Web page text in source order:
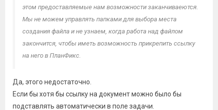
этом предоставляемые нам возможности заканчиваеются.
Мы не можем управлять папками для выбора места
создания файла и не узнаем, когда работа над файлом
закончится, чтобы иметь возможность прикрепить ссылку
на него в ПланФикс.
Да, этого недостаточно.
Если бы хотя бы ссылку на документ можно было бы
подставлять автоматически в поле задачи.